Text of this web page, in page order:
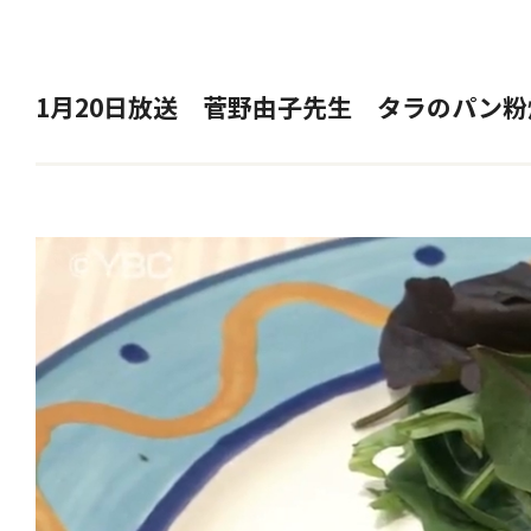
1月20日放送 菅野由子先生 タラのパン